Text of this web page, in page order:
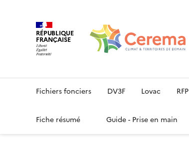
RÉPUBLIQUE
FRANÇAISE
Fichiers fonciers DV3F Lovac RFP
Fiche résumé Guide - Prise en main